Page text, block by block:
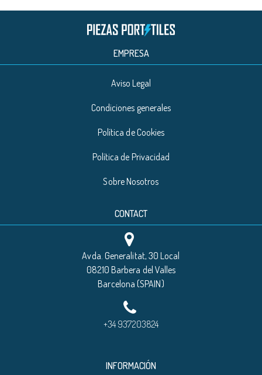
EMPRESA
Aviso Legal
Condiciones generales
Política de Cookies
Política de Privacidad
Sobre Nosotros
CONTACT
Avda. Generalitat, 30 Local
08210 Barbera del Valles
Barcelona (SPAIN)
+34 937203824
INFORMACIÓN